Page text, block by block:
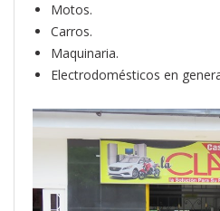
Motos.
Carros.
Maquinaria.
Electrodomésticos en